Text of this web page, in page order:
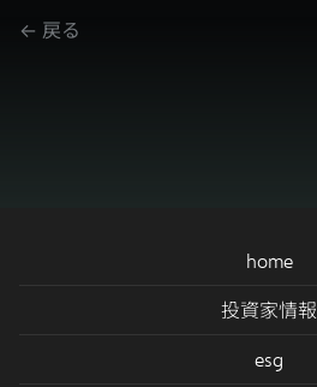
<- 戻る
home
投資家情報
会社情報
esg